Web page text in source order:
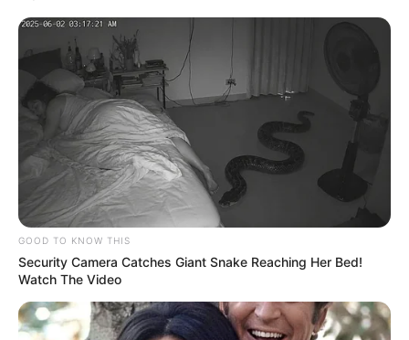
GOOD TO KNOW THIS
Security Camera Catches Giant Snake Reaching Her Bed!
Watch The Video